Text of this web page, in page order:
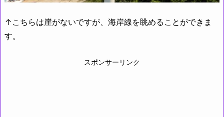
↑こちらは崖がないですが、海岸線を眺めることができま
す。
スポンサーリンク